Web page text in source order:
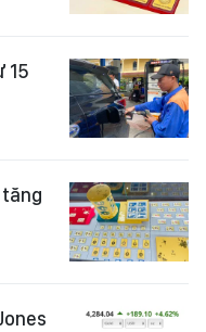
15